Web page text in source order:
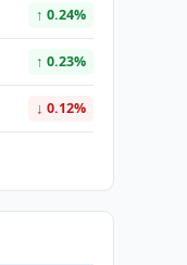
↑ 0.24%
↑ 0.23%
↓ 0.12%